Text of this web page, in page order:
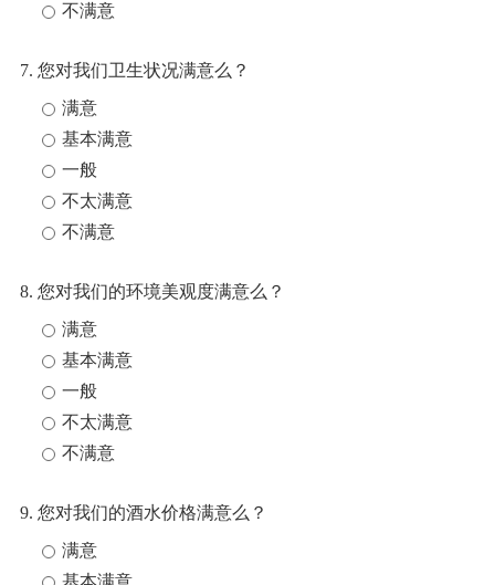
不满意
7. 您对我们卫生状况满意么？
满意
基本满意
一般
不太满意
不满意
8. 您对我们的环境美观度满意么？
满意
基本满意
一般
不太满意
不满意
9. 您对我们的酒水价格满意么？
满意
基本满意